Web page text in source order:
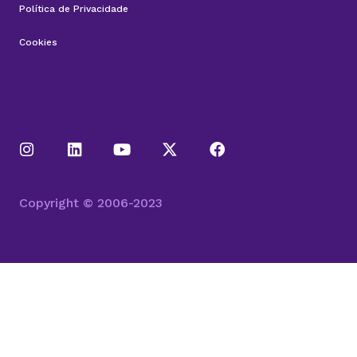
Política de Privacidade
Cookies
Copyright © 2006-2023